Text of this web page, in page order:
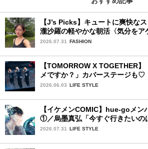
【J’s Picks】キュートに爽快な
瀧沙羅の軽やかな朝活〈気分をア
ィーン〉
2026.07.31 FASHION
【TOMORROW X TOGETHER
メですか？」カバーステージも♡
CON IN JAPAN」千葉公演2日目
2026.06.03 LIFE STYLE
【イケメンCOMIC】hue-goメン
①／烏墨真弘「今すぐ行きたいの
スド！」
2026.07.31 LIFE STYLE